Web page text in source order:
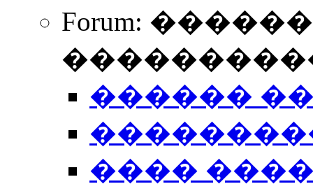
Forum:
������
����